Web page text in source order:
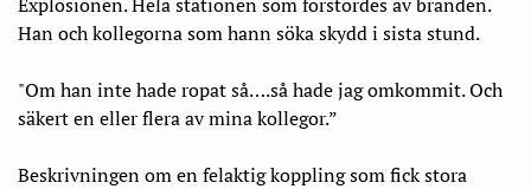
Han och kollegorna som hann söka skydd i sista stund.
"Om han inte hade ropat så….så hade jag omkommit. Och
säkert en eller flera av mina kollegor.”
Beskrivningen om en felaktig koppling som fick stora